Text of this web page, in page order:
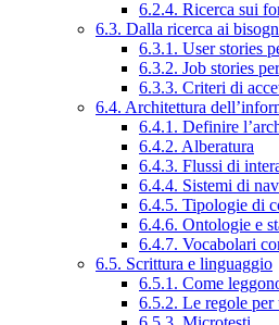
6.2.4. Ricerca sui
6.3. Dalla ricerca ai
6.3.1. User stories
6.3.2. Job stories
6.3.3. Criteri di
6.4. Architettura
6.4.1. Definire
6.4.2. Alberatura
6.4.3. Flussi di
6.4.4. Sistemi di
6.4.5. Tipologie di
6.4.6. Ontologie e
6.4.7. Vocabolari
6.5. Scrittura e linguaggio
6.5.1. Come
6.5.2. Le regole